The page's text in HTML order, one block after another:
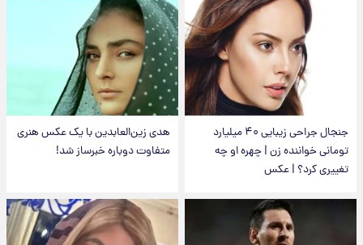
جنجال جراحی زیبایی ۴۰ میلیارد
تومانی خواننده زن | چهره او چه
تغییری کرد؟ | عکس
هدی زین‌العابدین با یک عکس هنری
متفاوت دوباره خبرساز شد!